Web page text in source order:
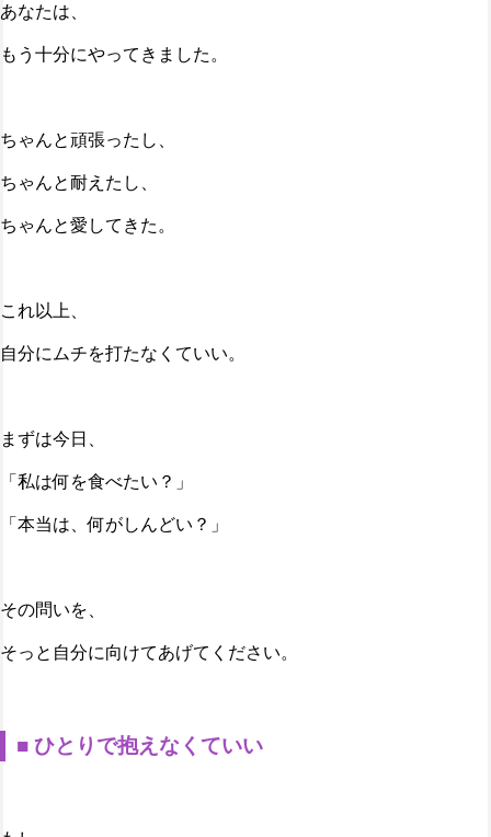
あなたは、
もう十分にやってきました。
ちゃんと頑張ったし、
ちゃんと耐えたし、
ちゃんと愛してきた。
これ以上、
自分にムチを打たなくていい。
まずは今日、
「私は何を食べたい？」
「本当は、何がしんどい？」
その問いを、
そっと自分に向けてあげてください。
■ ひとりで抱えなくていい